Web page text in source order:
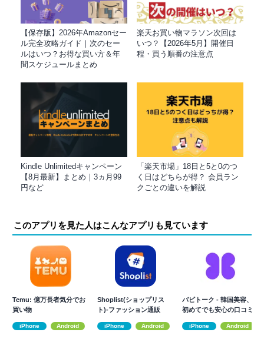
【保存版】2026年Amazonセー
ル完全攻略ガイド｜次のセー
ルはいつ？お得な買い方＆年
間スケジュールまとめ
楽天お買い物マラソン次回は
いつ？【2026年5月】開催日
程・買う順番の注意点
Kindle Unlimitedキャンペーン
【8月最新】まとめ｜3ヵ月99
円など
「楽天市場」18日と5と0のつ
く日はどちらが得？ 会員ラン
クごとの違いを解説
このアプリを見た人はこんなアプリも見ています
Temu: 億万長者気分でお
買い物
iPhone Android
Shoplist(ショップリス
ト)-ファッション通販
iPhone Android
バビトーク - 韓国美容、
初めてでも安心の口コミ
iPhone Android